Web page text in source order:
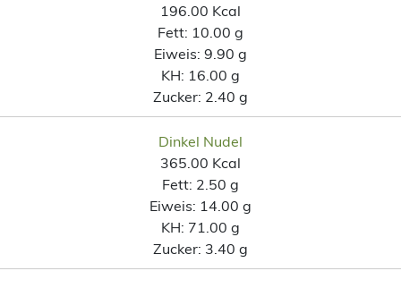
196.00 Kcal
Fett: 10.00 g
Eiweis: 9.90 g
KH: 16.00 g
Zucker: 2.40 g
Dinkel Nudel
365.00 Kcal
Fett: 2.50 g
Eiweis: 14.00 g
KH: 71.00 g
Zucker: 3.40 g